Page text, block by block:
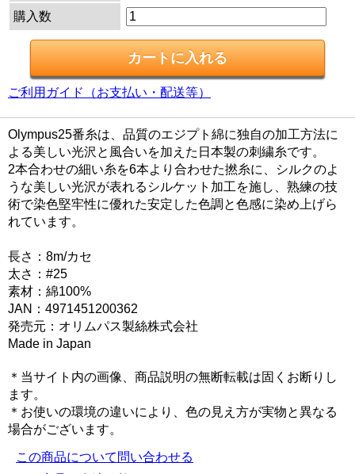
購入数
ご利用ガイド（お支払い・配送等）
Olympus25番糸は、品質のエジプト綿に独自の加工方法に
よる美しい光沢と風合いを加えた日本製の刺繍糸です。
2本合わせの細い糸を6本より合わせた撚糸に、シルクのよ
うな美しい光沢が表れるシルケット加工を施し、熟練の技
術で染色堅牢性に優れた安定した色調と色感に染め上げら
れています。
長さ：8m/カセ
太さ：#25
素材：綿100%
JAN：4971451200362
発売元：オリムパス製絲株式会社
Made in Japan
＊当サイト内の画像、商品説明の無断転載は固くお断りし
ます。
＊お使いの環境の違いにより、色の見え方が実物と異なる
場合がございます。
この商品について問い合わせる